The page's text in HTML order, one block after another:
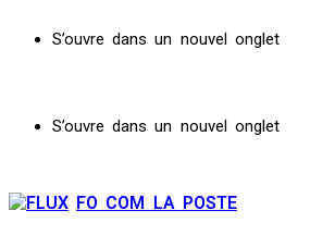
S’ouvre dans un nouvel onglet
S’ouvre dans un nouvel onglet
FO COM LA POSTE